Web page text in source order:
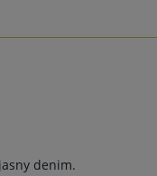
denim.